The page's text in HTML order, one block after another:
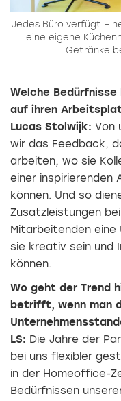
Jedes Büro verfügt –
eine eigene
Getränke
Welche
auf ihren
Lucas Stolwijk: Von
wir das Feedback,
arbeiten, wo sie
einer inspirierenden
können. Und so
Zusatzleistungen
Mitarbeitenden eine
sie kreativ sein und
können.
Wo geht der Trend
betrifft, wenn man
LS: Die Jahre der
bei uns flexibler
in der Homeoffice-
Bedürfnissen